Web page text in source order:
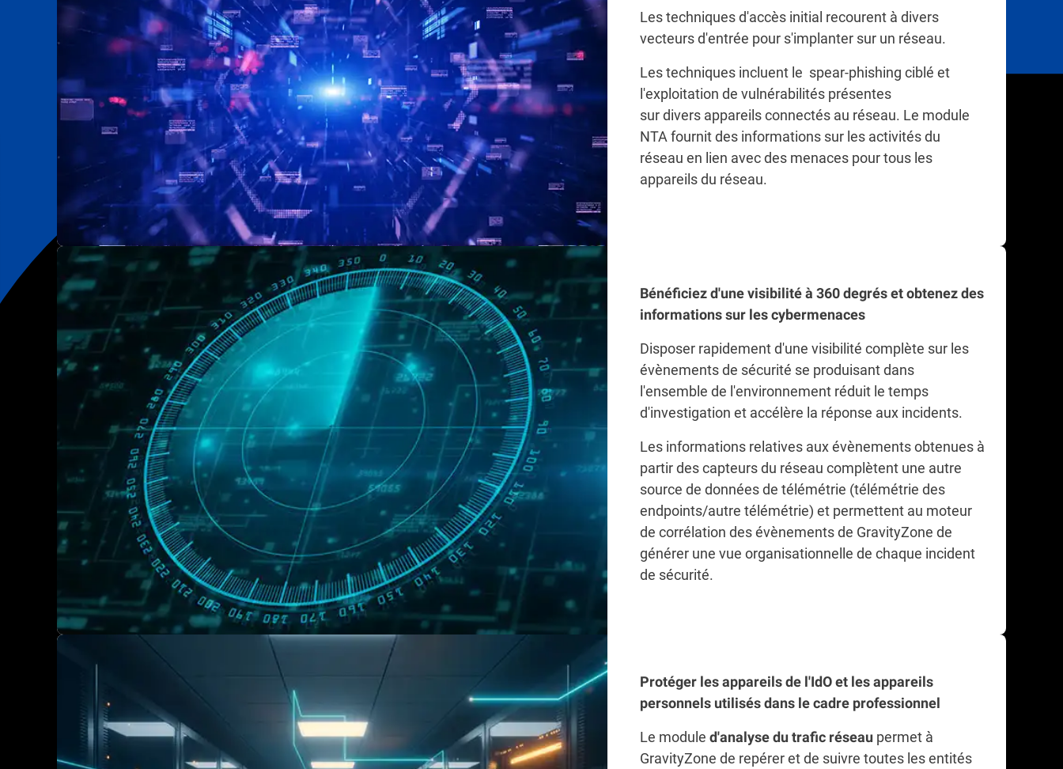
Les techniques d'accès initial recourent à divers
vecteurs d'entrée pour s'implanter sur un réseau.
Les techniques incluent le spear-phishing ciblé et
l'exploitation de vulnérabilités présentes
sur divers appareils connectés au réseau. Le module
NTA fournit des informations sur les activités du
réseau en lien avec des menaces pour tous les
appareils du réseau.
Bénéficiez d'une visibilité à 360 degrés et obtenez des
informations sur les cybermenaces
Disposer rapidement d'une visibilité complète sur les
évènements de sécurité se produisant dans
l'ensemble de l'environnement réduit le temps
d'investigation et accélère la réponse aux incidents.
Les informations relatives aux évènements obtenues à
partir des capteurs du réseau complètent une autre
source de données de télémétrie (télémétrie des
endpoints/autre télémétrie) et permettent au moteur
de corrélation des évènements de GravityZone de
générer une vue organisationnelle de chaque incident
de sécurité.
Protéger les appareils de l'IdO et les appareils
personnels utilisés dans le cadre professionnel
Le module d'analyse du trafic réseau permet à
GravityZone de repérer et de suivre toutes les entités